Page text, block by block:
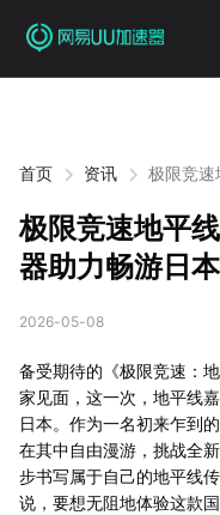
首页 资讯
极限竞速
极限竞速地平
器助力畅游日本
2026-05-08
备受期待的《极限竞速：
家见面，这一次，地平线
日本。作为一名初来乍到
在其中自由漫游，挑战全
步书写属于自己的地平线
说，要想无阻地体验这款